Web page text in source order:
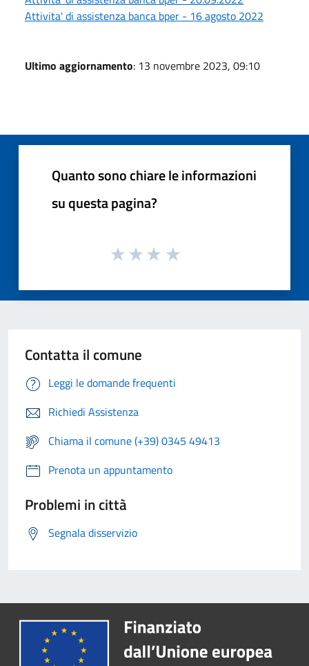
Attivita' di assistenza banca bper - 16 agosto 2022
Ultimo aggiornamento: 13 novembre 2023, 09:10
Quanto sono chiare le informazioni
su questa pagina?
Contatta il comune
Leggi le domande frequenti
Richiedi Assistenza
Chiama il comune (+39) 0345 49413
Prenota un appuntamento
Problemi in città
Segnala disservizio